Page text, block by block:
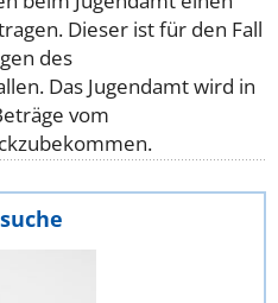
Dieser ist für den Fall
des
Das Jugendamt wird in
vom